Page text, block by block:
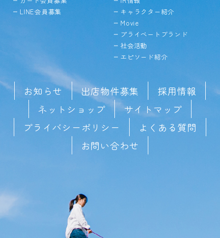
LINE会員募集
キャラクター紹介
Movie
プライベートブランド
社会活動
エピソード紹介
お知らせ 出店物件募集
採用情報
ネットショップ
サイトマップ
プライバシーポリシー
よくある質問
お問い合わせ